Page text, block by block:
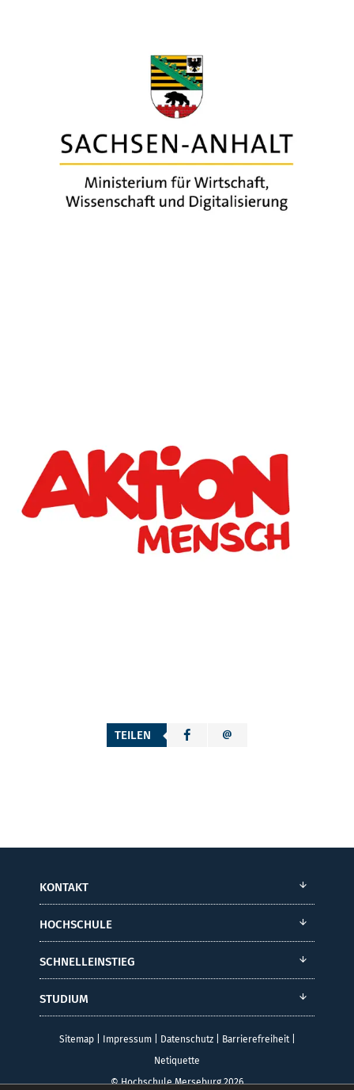
TEILEN
KONTAKT
HOCHSCHULE
SCHNELLEINSTIEG
STUDIUM
Sitemap| Impressum| Datenschutz| Barrierefreiheit|
Netiquette
© Hochschule Merseburg 2026